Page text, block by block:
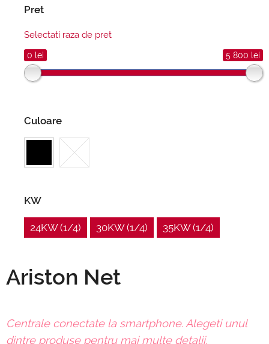
Pret
Selectati raza de pret
0 lei 5 800 lei
Culoare
KW
24KW 1/4 30KW 1/4 35KW 1/4
Ariston Net
Centrale conectate la smartphone. Alegeti unul
dintre produse pentru mai multe detalii.